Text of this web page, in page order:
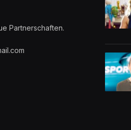
Partnerschaften.